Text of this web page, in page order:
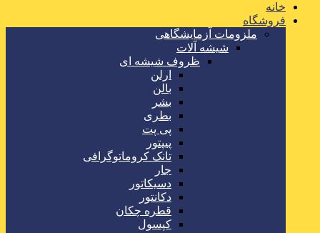
خانه
فروشگاه
ملزومات آزمایشگاهی
شیشه آلات
ظروف شیشه ای
ارلن
بالن
بشر
بطری
پی پت
پیپتور
تانک کروماتوگرافی
جار
دسیکاتور
دکانتور
قطره چکان
کپسول